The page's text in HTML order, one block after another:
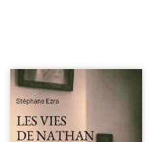
Les vies de
Nathan est un
né en trois jours,